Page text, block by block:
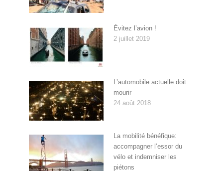
Évitez l’avion !
2 juillet 2019
L’automobile actuelle doit
mourir
24 août 2018
La mobilité bénéfique:
accompagner l’essor du
vélo et indemniser les
piétons